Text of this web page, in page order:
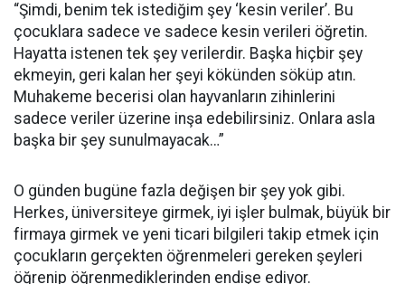
“Şimdi, benim tek istediğim şey ‘kesin veriler’. Bu
çocuklara sadece ve sadece kesin verileri öğretin.
Hayatta istenen tek şey verilerdir. Başka hiçbir şey
ekmeyin, geri kalan her şeyi kökünden söküp atın.
Muhakeme becerisi olan hayvanların zihinlerini
sadece veriler üzerine inşa edebilirsiniz. Onlara asla
başka bir şey sunulmayacak…”
O günden bugüne fazla değişen bir şey yok gibi.
Herkes, üniversiteye girmek, iyi işler bulmak, büyük bir
firmaya girmek ve yeni ticari bilgileri takip etmek için
çocukların gerçekten öğrenmeleri gereken şeyleri
öğrenip öğrenmediklerinden endişe ediyor.